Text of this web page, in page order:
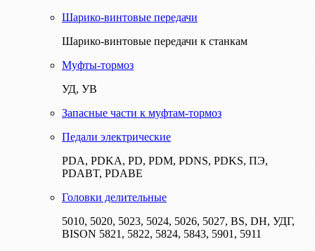
Шарико-винтовые передачи
Шарико-винтовые передачи к станкам
Муфты-тормоз
УД, УВ
Запасные части к муфтам-тормоз
Педали электрические
PDA, PDKA, PD, PDM, PDNS, PDKS, ПЭ,
PDABT, PDABE
Головки делительные
5010, 5020, 5023, 5024, 5026, 5027, BS, DH, УДГ,
BISON 5821, 5822, 5824, 5843, 5901, 5911